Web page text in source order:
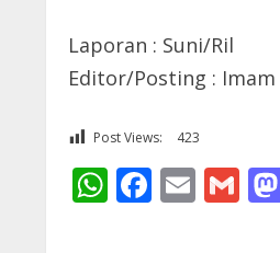
Laporan : Suni/Ril
Editor/Posting : Imam
Post Views: 423
WhatsApp